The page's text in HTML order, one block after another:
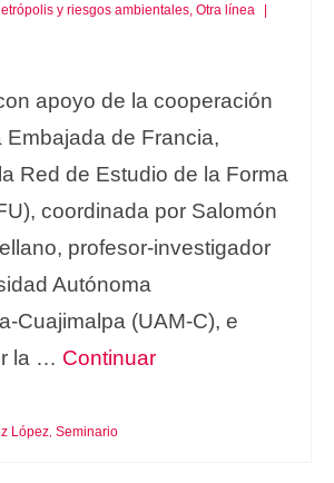
y riesgos ambientales Otra línea |
apoyo de la cooperación
Embajada de Francia,
Red de Estudio de la Forma
coordinada por Salomón
profesor-investigador
Autónoma
Cuajimalpa (UAM-C), e
la … Continuar
López Seminario